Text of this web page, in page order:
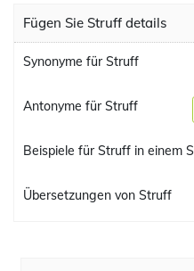
Fügen Sie Struff details
Synonyme für Struff
Antonyme für Struff
Beispiele für Struff in einem
Übersetzungen von Struff